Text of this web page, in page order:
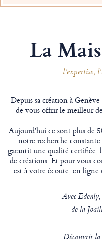
La
l’expertise,
Depuis sa création à
de vous offrir le meilleur
Aujourd'hui ce sont plus de
notre recherche
garantit une qualité
de créations. Et pour vous
est à votre écoute, en
Avec
de la
Découvrir